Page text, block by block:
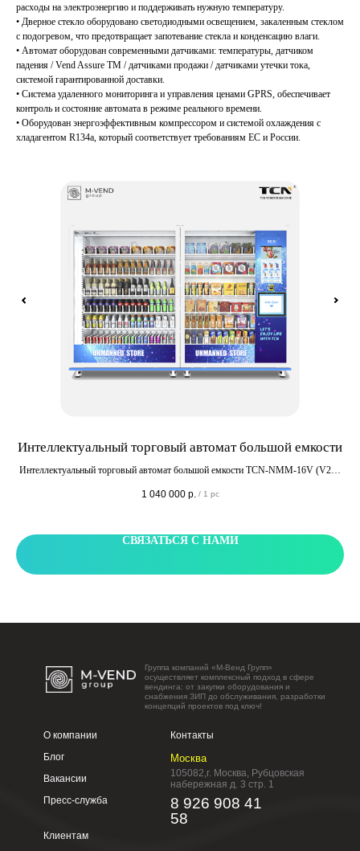
расходы на электроэнергию и поддерживать нужную температуру.
• Дверное стекло оборудовано светодиодными освещением, закаленным стеклом
с подогревом, что предотвращает запотевание стекла и конденсацию влаги.
• Автомат оборудован современными датчиками: температуры, датчиком
падения / Vend Assure TM / датчиками продажи / датчиками утечки тока,
системой гарантированной доставки.
• Система удаленного мониторинга и управления ценами GPRS, обеспечивает
контроль и состояние автомата в режиме реального времени.
• Оборудован энергоэффективным компрессором и системой охлаждения с
хладагентом R134a, который соответствует требованиям ЕС и России.
Интеллектуальный торговый автомат большой емкости
Интеллектуальный торговый автомат большой емкости TCN-NMM-16V (V22).
системой и 22 дюймовым сенсорным экраном. Способен вместить до 1560
1 040 000 р. / 1 pc
СВЯЗАТЬСЯ С НАМИ
Группа компаний «М-Венд Групп»
осуществляет комплексный подход в сфере
вендинга: от закупки оборудования и
снабжения ЗИП до обслуживания, разработки
концепций проектов под ключ!
О компании
Блог
Вакансии
Пресс-служба
Контакты
Клиентам
Москва
105082,г. Москва, Рубцовская
набережная д. 3 стр. 1
8 926 908 41
58